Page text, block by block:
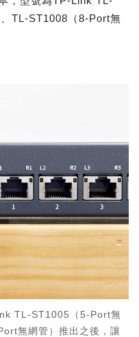
TL-ST1008（8-Port無
TL-ST1005（5-Port無
無網管）推出之後，讓